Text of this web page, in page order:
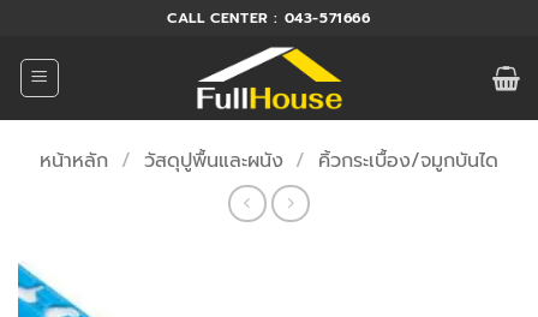
ยัง
เนื้อหา
CALL CENTER : 043-571666
หน้าหลัก / วัสดุปูพื้นและผนัง / คิ้วกระเบื้อง/จมูกบันได